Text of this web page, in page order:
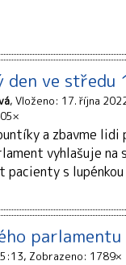
den ve středu
Vloženo: 17. října
a zbavme lidi
vyhlašuje
s
Zobrazeno: 1789×